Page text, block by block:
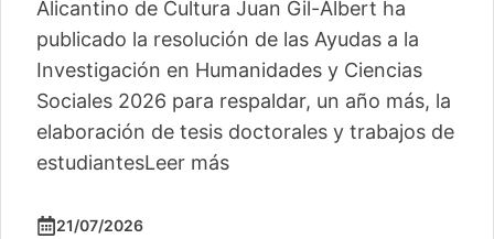
Alicantino de Cultura Juan Gil-Albert ha
publicado la resolución de las Ayudas a la
Investigación en Humanidades y Ciencias
Sociales 2026 para respaldar, un año más, la
elaboración de tesis doctorales y trabajos de
estudiantesLeer más
21/07/2026